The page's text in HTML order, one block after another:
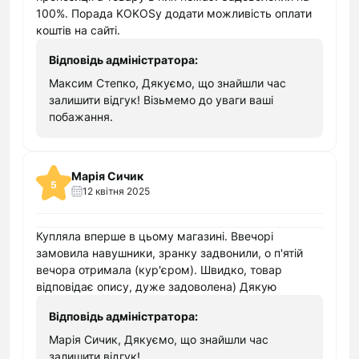
виключно від вас. У покупця нашого магазину
електроніки немає можливості пропустити
оскільки усі нові надходження відразу ж
виводяться в ТОП переліку товарів. Якщо ж
вибрана вами модель не комплектується
достатньою кількістю аксесуарів, все їх
товарів на сайті. Відповідно, їх придбання
також залежить від вашого бажання.
Навушники з великим терміном експлуатації.
магазині електроніки, мають гідні технічні
характеристики. Покупцям надається
можливість придбання навушників як для
певної марки телефону або планшета, так і
універсальній моделі. При цьому клієнт ніяк не
обмежений у виборі форми, дизайну і
функціональності навушників. Найбільшою
100%. Порада KOKOSу додати можливість оплати
коштів на сайті.
Відповідь адміністратора:
Максим Степко, Дякуємо, що знайшли час
залишити відгук! Візьмемо до уваги ваші
побажання.
5
Марія Сичик
12 квітня 2025
Купляла вперше в цьому магазині. Ввечорі
замовила навушники, зранку задвонили, о п'ятій
вечора отримала (кур'єром). Швидко, товар
відповідає опису, дуже задоволена) Дякую
Відповідь адміністратора:
Марія Сичик, Дякуємо, що знайшли час